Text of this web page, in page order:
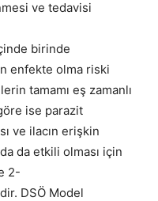
ve tedavisi
birinde
enfekte olma riski
tamamı eş zamanlı
ise parazit
ve ilacın erişkin
da etkili olması için
2-
DSÖ Model